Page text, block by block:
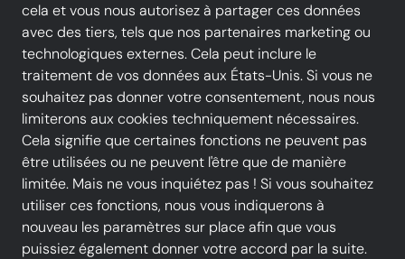
cela et vous nous autorisez à partager ces données
avec des tiers, tels que nos partenaires marketing ou
technologiques externes. Cela peut inclure le
traitement de vos données aux États-Unis. Si vous ne
souhaitez pas donner votre consentement, nous nous
limiterons aux cookies techniquement nécessaires.
Cela signifie que certaines fonctions ne peuvent pas
être utilisées ou ne peuvent l'être que de manière
limitée. Mais ne vous inquiétez pas ! Si vous souhaitez
utiliser ces fonctions, nous vous indiquerons à
nouveau les paramètres sur place afin que vous
puissiez également donner votre accord par la suite.
TOUS LES FILTRES
Couleur Taille
-20
%
-20
%